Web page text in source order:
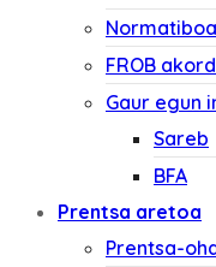
Normatiboa
FROB
Gaur egun
Sareb
BFA
Prentsa aretoa
Prentsa-